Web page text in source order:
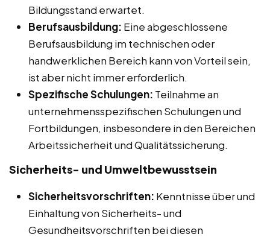
Bildungsstand erwartet.
Berufsausbildung: Eine abgeschlossene
Berufsausbildung im technischen oder
handwerklichen Bereich kann von Vorteil sein,
ist aber nicht immer erforderlich.
Spezifische Schulungen: Teilnahme an
unternehmensspezifischen Schulungen und
Fortbildungen, insbesondere in den Bereichen
Arbeitssicherheit und Qualitätssicherung.
Sicherheits- und Umweltbewusstsein
Sicherheitsvorschriften: Kenntnisse über und
Einhaltung von Sicherheits- und
Gesundheitsvorschriften bei diesen